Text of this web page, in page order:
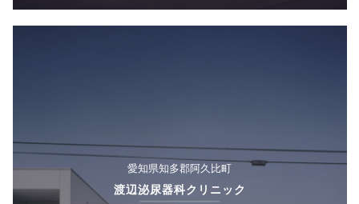
愛知県知多郡阿久比町
渡辺泌尿器科クリニック